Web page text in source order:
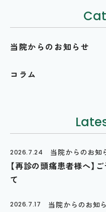
当院からのお知らせ
コラム
2026.7.24 当院からのお知
【再診の頭痛患者様へ】
て
2026.7.17 当院からのお知